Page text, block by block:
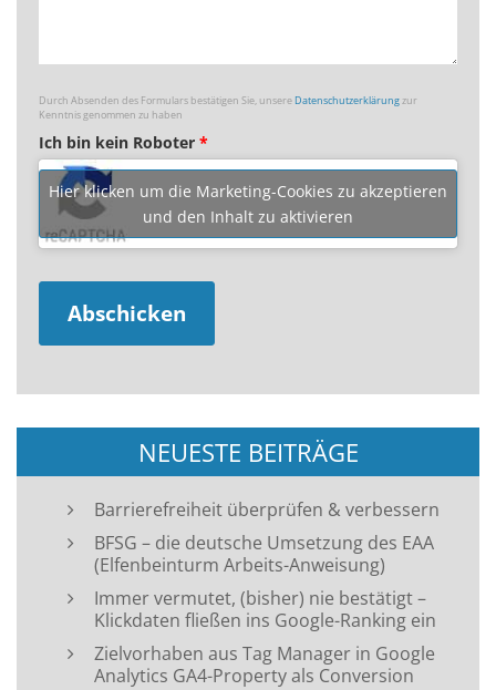
Durch Absenden des Formulars bestätigen Sie, unsereDatenschutzerklärungzur
Kenntnis genommen zu haben
Ich bin kein Roboter *
Hier klicken um die Marketing-Cookies zu akzeptieren
und den Inhalt zu aktivieren
NEUESTE BEITRÄGE
Barrierefreiheit überprüfen & verbessern
BFSG – die deutsche Umsetzung des EAA
(Elfenbeinturm Arbeits-Anweisung)
Immer vermutet, (bisher) nie bestätigt –
Klickdaten fließen ins Google-Ranking ein
Zielvorhaben aus Tag Manager in Google
Analytics GA4-Property als Conversion